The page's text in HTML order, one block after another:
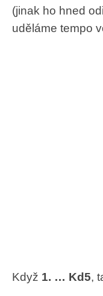
(jinak ho hned
uděláme tempo
Když 1. … Kd5,